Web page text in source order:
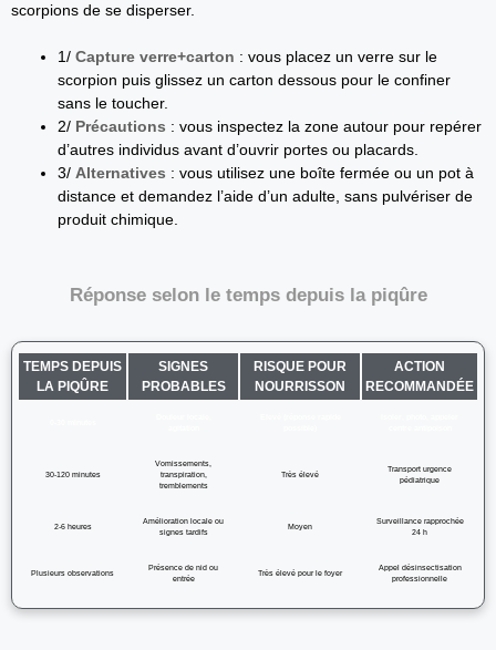
scorpions de se disperser.
1/ Capture verre+carton : vous placez un verre sur le
scorpion puis glissez un carton dessous pour le confiner
sans le toucher.
2/ Précautions : vous inspectez la zone autour pour repérer
d’autres individus avant d’ouvrir portes ou placards.
3/ Alternatives : vous utilisez une boîte fermée ou un pot à
distance et demandez l’aide d’un adulte, sans pulvériser de
produit chimique.
Réponse selon le temps depuis la piqûre
TEMPS DEPUIS
LA PIQÛRE
SIGNES
PROBABLES
RISQUE POUR
NOURRISSON
ACTION
RECOMMANDÉE
30-120 minutes
Vomissements,
transpiration,
tremblements
Très élevé
Transport urgence
pédiatrique
2-6 heures
Amélioration locale ou
signes tardifs
Moyen
Surveillance rapprochée
24 h
Plusieurs observations
Présence de nid ou
entrée
Très élevé pour le foyer
Appel désinsectisation
professionnelle